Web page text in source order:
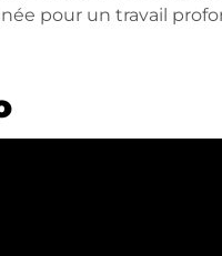
pour un travail